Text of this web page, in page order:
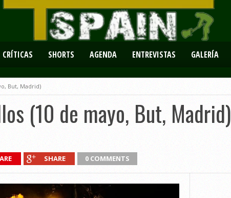
CRÍTICAS SHORTS AGENDA ENTREVISTAS GALERÍA
But, Madrid)
(10 de mayo, But, Madrid)
SHARE 0 COMMENTS